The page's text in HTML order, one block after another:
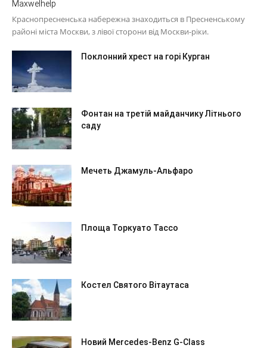
Maxwelhelp
Краснопресненська набережна знаходиться в Пресненському
районі міста Москви, з лівої сторони від Москви-ріки.
Поклонний хрест на горі Курган
Фонтан на третій майданчику Літнього
саду
Мечеть Джамуль-Альфаро
Площа Торкуато Тассо
Костел Святого Вітаутаса
Новий Mercedes-Benz G-Class